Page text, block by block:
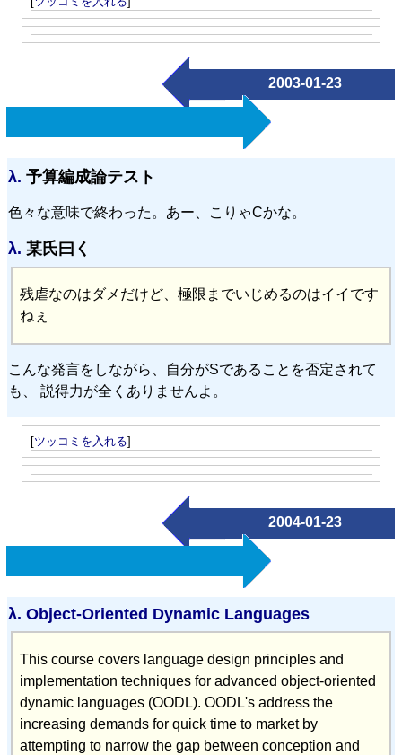
2003-01-23
λ. 予算編成論テスト
色々な意味で終わった。あー、こりゃCかな。
λ. 某氏曰く
残虐なのはダメだけど、極限までいじめるのはイイです
ねぇ
こんな発言をしながら、自分がSであることを否定されて
も、 説得力が全くありませんよ。
[ツッコミを入れる]
2004-01-23
λ. Object-Oriented Dynamic Languages
This course covers language design principles and
implementation techniques for advanced object-oriented
dynamic languages (OODL). OODL's address the
increasing demands for quick time to market by
attempting to narrow the gap between conception and